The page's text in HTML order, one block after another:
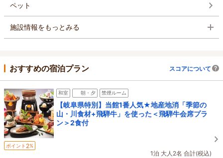
ペット
施設情報をもっとみる
おすすめの宿泊プラン スコアについて
和室 朝・夕 禁煙ルーム
【岐阜県特別】当館1番人気★地産地消「季節の
山・川食材+飛騨牛」を使った＜飛騨牛会席プラ
ン＞2食付
ポイント 2%
1泊 大人2名 合計(税込)